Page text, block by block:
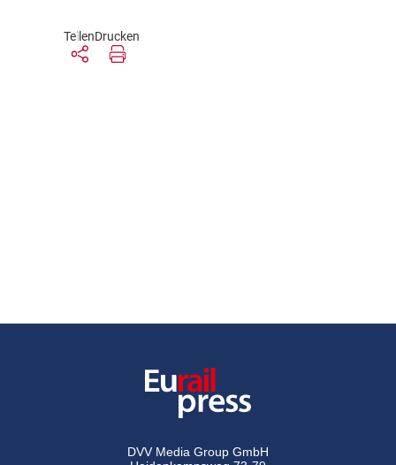
TeilenDrucken
DVV Media Group GmbH